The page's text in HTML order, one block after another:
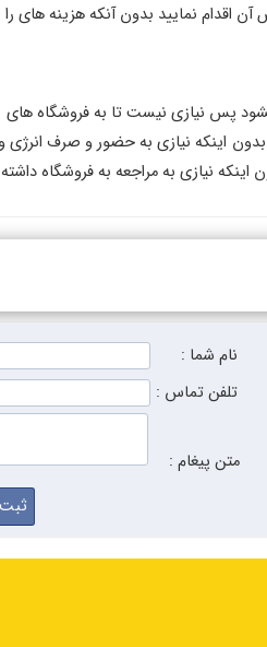
نمایید بدون آنکه هزینه های را
پس نیازی نیست تا به فروشگاه
اینکه نیازی به حضور و صرف
نیازی به مراجعه به فروشگاه
نام شما :
تلفن تماس :
متن پیغام :